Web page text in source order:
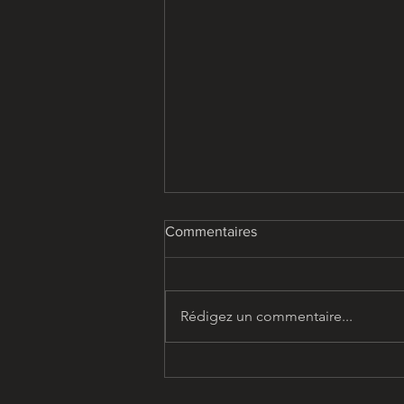
Commentaires
Rédigez un commentaire...